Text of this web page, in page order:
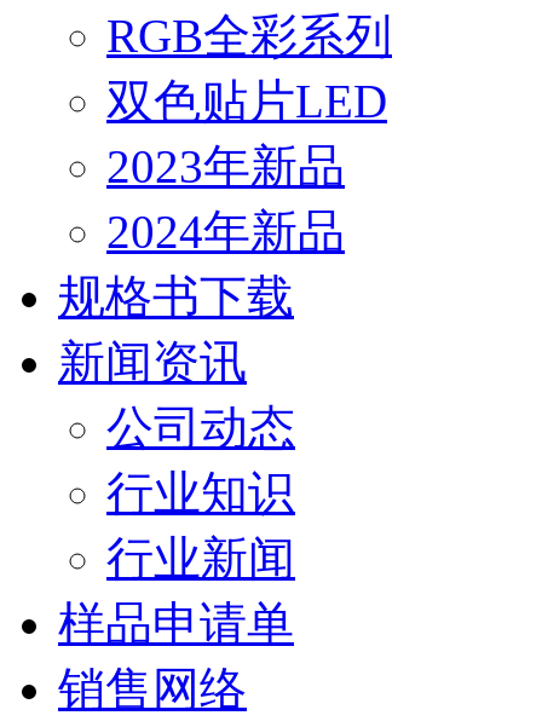
RGB全彩系列
双色贴片LED
2023年新品
2024年新品
规格书下载
新闻资讯
公司动态
行业知识
行业新闻
样品申请单
销售网络